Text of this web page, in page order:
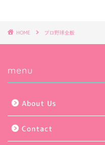
HOME プロ野球全般
menu
About Us
Contact